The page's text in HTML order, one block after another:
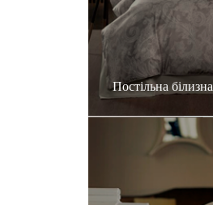
Постільна білизна